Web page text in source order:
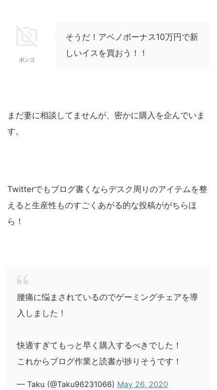
ボンゴ
そうだ！アベノボーナス10万円で新
しいイスを買おう！！
まだ妻に相談してませんが、密かに購入を企んでいま
す。
Twitterでもブログ書くならデスク周りのアイテムを整
えると生産性ものすごくあがる的な投稿ががちらほ
ら！
腰痛に悩まされているのでゲーミングチェアを導
入しました！
快適すぎてもっと早く購入するべきでした！
これからブログ作業と読書が捗りそうです！
— Taku (@Taku96231066) May 26, 2020